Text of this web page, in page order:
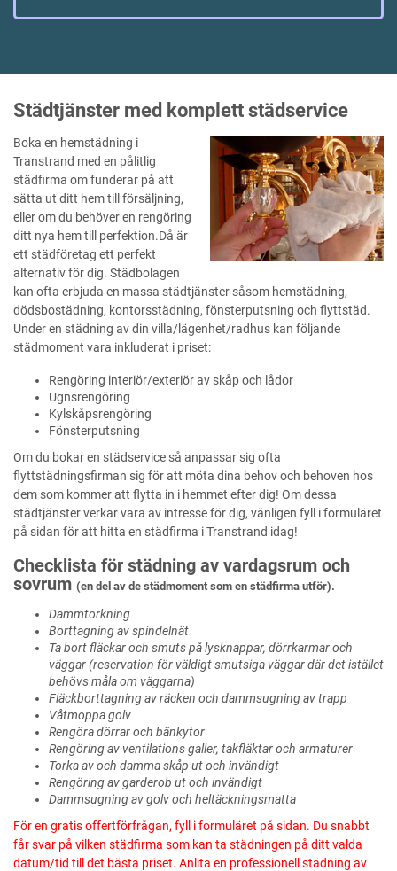
Städtjänster med komplett städservice
Boka en hemstädning i
Transtrand med en pålitlig
städfirma om funderar på att
sätta ut ditt hem till försäljning,
eller om du behöver en rengöring
ditt nya hem till perfektion.Då är
ett städföretag ett perfekt
alternativ för dig. Städbolagen
kan ofta erbjuda en massa städtjänster såsom hemstädning,
dödsbostädning, kontorsstädning, fönsterputsning och flyttstäd.
Under en städning av din villa/lägenhet/radhus kan följande
städmoment vara inkluderat i priset:
Rengöring interiör/exteriör av skåp och lådor
Ugnsrengöring
Kylskåpsrengöring
Fönsterputsning
Om du bokar en städservice så anpassar sig ofta
flyttstädningsfirman sig för att möta dina behov och behoven hos
dem som kommer att flytta in i hemmet efter dig! Om dessa
städtjänster verkar vara av intresse för dig, vänligen fyll i formuläret
på sidan för att hitta en städfirma i Transtrand idag!
Checklista för städning av vardagsrum och
sovrum (en del av de städmoment som en städfirma utför).
Dammtorkning
Borttagning av spindelnät
Ta bort fläckar och smuts på lysknappar, dörrkarmar och
väggar (reservation för väldigt smutsiga väggar där det istället
behövs måla om väggarna)
Fläckborttagning av räcken och dammsugning av trapp
Våtmoppa golv
Rengöra dörrar och bänkytor
Rengöring av ventilations galler, takfläktar och armaturer
Torka av och damma skåp ut och invändigt
Rengöring av garderob ut och invändigt
Dammsugning av golv och heltäckningsmatta
För en gratis offertförfrågan, fyll i formuläret på sidan. Du snabbt
får svar på vilken städfirma som kan ta städningen på ditt valda
datum/tid till det bästa priset. Anlita en professionell städning av